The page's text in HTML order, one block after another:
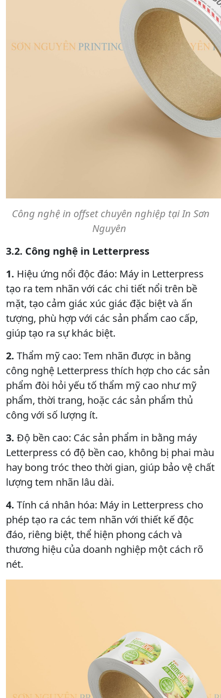
Công nghệ in offset chuyên nghiệp tại In Sơn
Nguyên
3.2. Công nghệ in Letterpress
1. Hiệu ứng nổi độc đáo: Máy in Letterpress
tạo ra tem nhãn với các chi tiết nổi trên bề
mặt, tạo cảm giác xúc giác đặc biệt và ấn
tượng, phù hợp với các sản phẩm cao cấp,
giúp tạo ra sự khác biệt.
2. Thẩm mỹ cao: Tem nhãn được in bằng
công nghệ Letterpress thích hợp cho các sản
phẩm đòi hỏi yếu tố thẩm mỹ cao như mỹ
phẩm, thời trang, hoặc các sản phẩm thủ
công với số lượng ít.
3. Độ bền cao: Các sản phẩm in bằng máy
Letterpress có độ bền cao, không bị phai màu
hay bong tróc theo thời gian, giúp bảo vệ chất
lượng tem nhãn lâu dài.
4. Tính cá nhân hóa: Máy in Letterpress cho
phép tạo ra các tem nhãn với thiết kế độc
đáo, riêng biệt, thể hiện phong cách và
thương hiệu của doanh nghiệp một cách rõ
nét.